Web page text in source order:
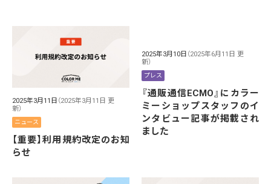
2025年3月11日 （2025年3月11日 更
新）
ニュース
【重要】利用規約改定のお知
らせ
2025年3月10日 （2025年6月11日 更
新）
プレス
『通販通信ECMO』にカラー
ミーショップスタッフのイ
ンタビュー記事が掲載され
ました